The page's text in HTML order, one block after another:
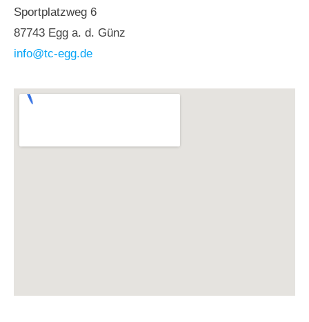
Sportplatzweg 6
87743 Egg a. d. Günz
info@tc-egg.de